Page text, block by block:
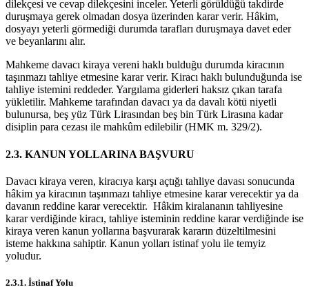
dilekçesi ve cevap dilekçesini inceler. Yeterli görüldüğü takdirde
duruşmaya gerek olmadan dosya üzerinden karar verir. Hâkim,
dosyayı yeterli görmediği durumda tarafları duruşmaya davet eder
ve beyanlarını alır.
Mahkeme davacı kiraya vereni haklı bulduğu durumda kiracının
taşınmazı tahliye etmesine karar verir. Kiracı haklı bulunduğunda ise
tahliye istemini reddeder. Yargılama giderleri haksız çıkan tarafa
yükletilir. Mahkeme tarafından davacı ya da davalı kötü niyetli
bulunursa, beş yüz Türk Lirasından beş bin Türk Lirasına kadar
disiplin para cezası ile mahkûm edilebilir (HMK m. 329/2).
2.3. KANUN YOLLARINA BAŞVURU
Davacı kiraya veren, kiracıya karşı açtığı tahliye davası sonucunda
hâkim ya kiracının taşınmazı tahliye etmesine karar verecektir ya da
davanın reddine karar verecektir. Hâkim kiralananın tahliyesine
karar verdiğinde kiracı, tahliye isteminin reddine karar verdiğinde ise
kiraya veren kanun yollarına başvurarak kararın düzeltilmesini
isteme hakkına sahiptir. Kanun yolları istinaf yolu ile temyiz
yoludur.
2.3.1. İstinaf Yolu